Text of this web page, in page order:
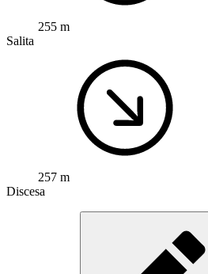
255 m
Salita
257 m
Discesa